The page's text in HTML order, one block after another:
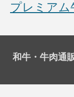
プレミアム
和牛・牛肉通